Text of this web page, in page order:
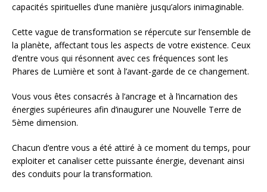
capacités spirituelles d’une manière jusqu’alors inimaginable.
Cette vague de transformation se répercute sur l’ensemble de
la planète, affectant tous les aspects de votre existence. Ceux
d’entre vous qui résonnent avec ces fréquences sont les
Phares de Lumière et sont à l’avant-garde de ce changement.
Vous vous êtes consacrés à l’ancrage et à l’incarnation des
énergies supérieures afin d’inaugurer une Nouvelle Terre de
5ème dimension.
Chacun d’entre vous a été attiré à ce moment du temps, pour
exploiter et canaliser cette puissante énergie, devenant ainsi
des conduits pour la transformation.